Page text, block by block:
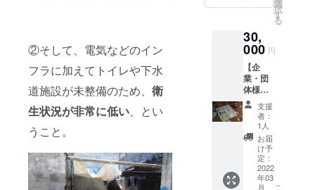
②そして、電気などのイン
フラに加えてトイレや下水
道施設が未整備のため、 衛
生状況が非常に低い、とい
うこと。
に賛同
してく
方にご
参加い
ただき
たいプ
ランで
す。 ぜ
ひ応援
よろし
くお願
いいた
しま
真で活
動報告
と共に
お届け
します
※いただ
いたご
支援金
はサー
ビス手
数料を
除いた
すべて
を活動
選
択
す
る
30,
000 円
【企
業・団
体様向
け 参
加型プ
ラン】
・感謝
状 ・
ラーニ
ングセ
ンター
支援
者：
1人
お届
け予
定：
2022
年03
月